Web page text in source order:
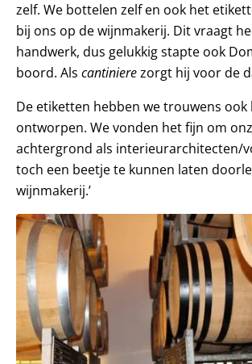
zelf. We bottelen zelf en ook het
bij ons op de wijnmakerij. Dit vraagt
handwerk, dus gelukkig stapte ook
boord. Als cantinierezorgt hij voor de
De etiketten hebben we trouwens ook
ontworpen. We vonden het fijn om
achtergrond als interieurarchitecten/
toch een beetje te kunnen laten
wijnmakerij.’